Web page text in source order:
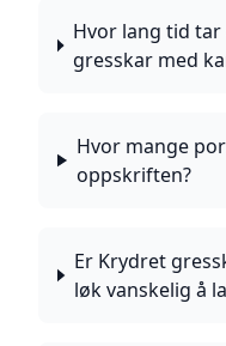
Hvor lang tid
gresskar med
Hvor mange
oppskriften?
Er Krydret
løk vanskelig å